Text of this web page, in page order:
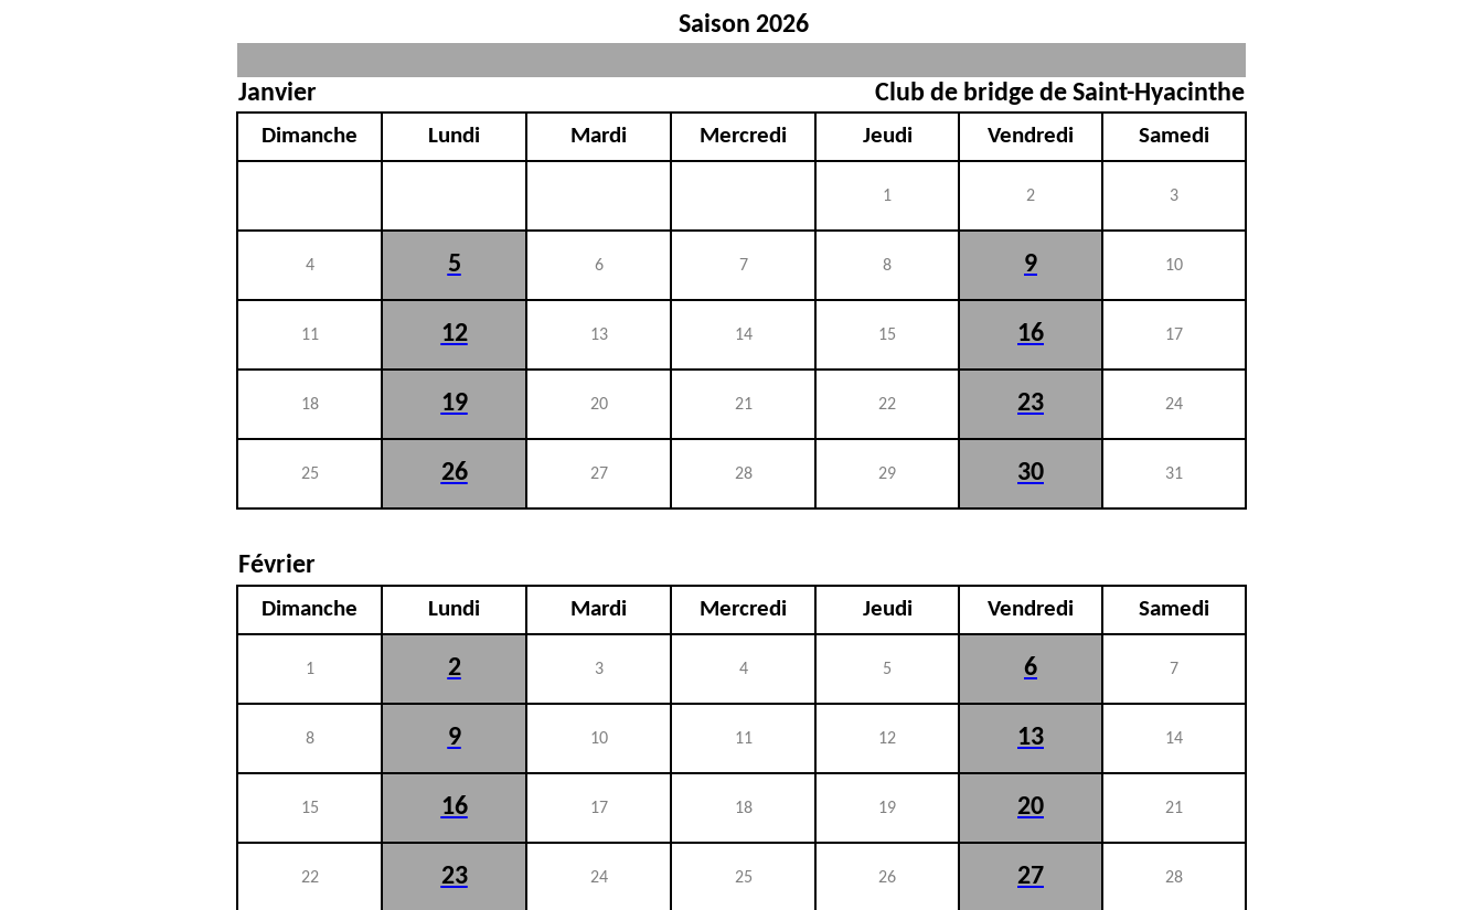
Saison 2026
Janvier Club de bridge de Saint-Hyacinthe
Dimanche Lundi Mardi Mercredi Jeudi Vendredi Samedi
1 2 3
4 5 6 7 8 9 10
11 12 13 14 15 16 17
18 19 20 21 22 23 24
25 26 27 28 29 30 31
Février
Dimanche Lundi Mardi Mercredi Jeudi Vendredi Samedi
1 2 3 4 5 6 7
8 9 10 11 12 13 14
15 16 17 18 19 20 21
22 23 24 25 26 27 28